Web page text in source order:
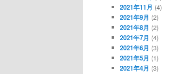
2021年11月 (4)
2021年9月 (2)
2021年8月 (2)
2021年7月 (4)
2021年6月 (3)
2021年5月 (1)
2021年4月 (3)